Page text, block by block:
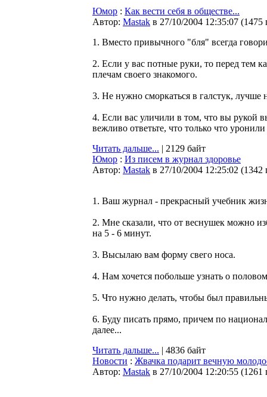
Юмор : Как вести себя в обществе...
Автор: Мastak в 27/10/2004 12:35:07 (1475
1. Вместо привычного "бля" всегда
2. Если у вас потные руки, то перед тем
плечам своего знакомого.
3. Не нужно сморкаться в галстук, лучше
4. Если вас уличили в том, что вы рукой
вежливо ответьте, что только что уронили
Читать дальше... | 2129 байт
Юмор : Из писем в журнал здоровье
Автор: Мastak в 27/10/2004 12:25:02 (1342
1. Ваш журнал - прекрасный учебник
2. Мне сказали, что от веснушек можно
на 5 - 6 минут.
3. Высылаю вам форму свего носа.
4. Нам хочется побольше узнать о
5. Что нужно делать, чтобы был
6. Буду писать прямо, причем по
далее...
Читать дальше... | 4836 байт
Новости : Жвачка подарит вечную
Автор: Мastak в 27/10/2004 12:20:55 (1261